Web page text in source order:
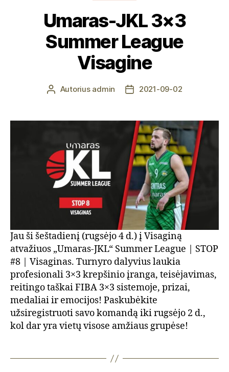
Umaras-JKL 3×3
Summer League
Visagine
ĮrašoAutorius admin
Įrašo2021-09-02
Jau ši šeštadienį (rugsėjo 4 d.) į Visaginą
atvažiuos „Umaras-JKL“ Summer League | STOP
#8 | Visaginas. Turnyro dalyvius laukia
profesionali 3×3 krepšinio įranga, teisėjavimas,
reitingo taškai FIBA 3×3 sistemoje, prizai,
medaliai ir emocijos! Paskubėkite
užsiregistruoti savo komandą iki rugsėjo 2 d.,
kol dar yra vietų visose amžiaus grupėse!